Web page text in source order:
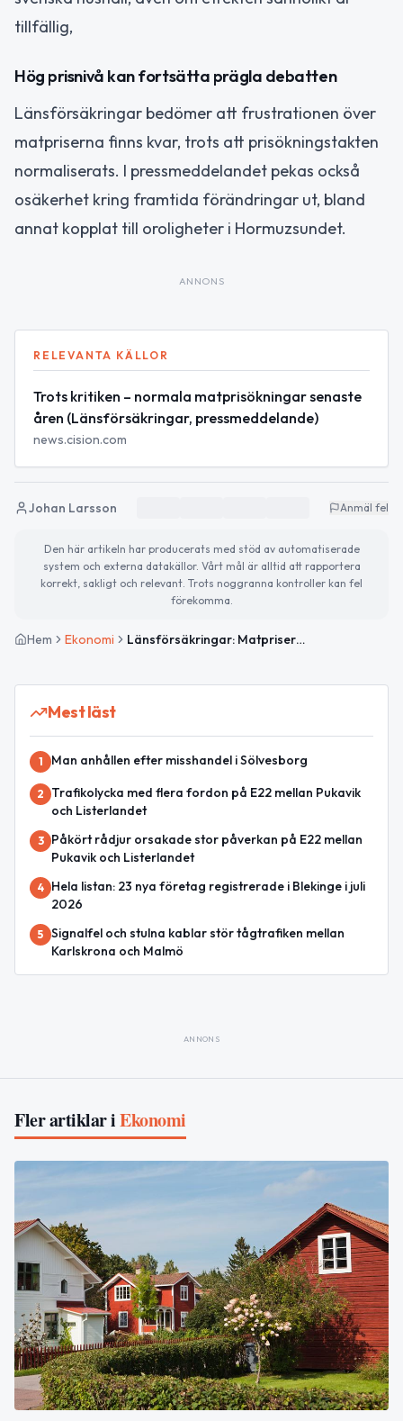
tillfällig,
Hög prisnivå kan fortsätta prägla debatten
Länsförsäkringar bedömer att frustrationen över
matpriserna finns kvar, trots att prisökningstakten
normaliserats. I pressmeddelandet pekas också
osäkerhet kring framtida förändringar ut, bland
annat kopplat till oroligheter i Hormuzsundet.
ANNONS
RELEVANTA KÄLLOR
Trots kritiken – normala matprisökningar senaste
åren (Länsförsäkringar, pressmeddelande)
news.cision.com
Johan Larsson Anmäl fel
Den här artikeln har producerats med stöd av automatiserade
system och externa datakällor. Vårt mål är alltid att rapportera
korrekt, sakligt och relevant. Trots noggranna kontroller kan fel
förekomma.
Hem Ekonomi Länsförsäkringar: Matpriserna har ökat i normal takt – fram till momssänkningen
Mest läst
1 Man anhållen efter misshandel i Sölvesborg
2
Trafikolycka med flera fordon på E22 mellan Pukavik
och Listerlandet
3
Påkört rådjur orsakade stor påverkan på E22 mellan
Pukavik och Listerlandet
4
Hela listan: 23 nya företag registrerade i Blekinge i juli
2026
5 Signalfel och stulna kablar stör tågtrafiken mellan
Karlskrona och Malmö
ANNONS
Fler artiklar iEkonomi